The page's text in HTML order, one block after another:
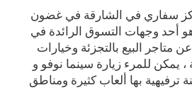
سفاري في الشارقة في غضون
وهو أحد وجهات التسوق الرائدة في
متاجر البيع بالتجزئة وخيارات
، يمكن للمرء زيارة سينما نوفو و
ترفيهية بها ألعاب كثيرة ومناطق